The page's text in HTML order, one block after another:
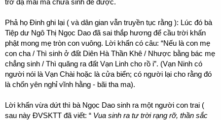
Phả họ Đinh ghi lại ( và dân gian vẫn truyền tục rằng ): Lúc đó bà
Tiệp dư Ngô Thị Ngọc Dao đã sai thắp hương để cầu trời khấn
phật mong mẹ tròn con vuông. Lời khấn có câu: “Nếu là con mẹ
con cha / Thì sinh ở đất Diên Hà Thần Khê / Nhược bằng bác mẹ
chẳng sinh / Thì quăng ra đất Vạn Linh cho rồ i”. (Vạn Ninh có
người nói là Vạn Chài hoặc là cửa biển; có người lại cho rằng đó
là chốn yên nghỉ vĩnh hằng - bãi tha ma).
Lời khấn vừa dứt thì bà Ngọc Dao sinh ra một người con trai (
sau này ĐVSKTT đã viết: “ Vua sinh ra tư trời rạng rỡ, thần sắc